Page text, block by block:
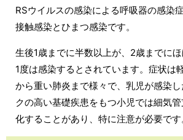
RSウイルスの感染による呼吸器の感染
接触感染とひまつ感染です。
生後1歳までに半数以上が、2歳までに
1度は感染するとされています。症状は
から重い肺炎まで様々で、乳児が感染
クの高い基礎疾患をもつ小児では細気
化することがあり、特に注意が必要です